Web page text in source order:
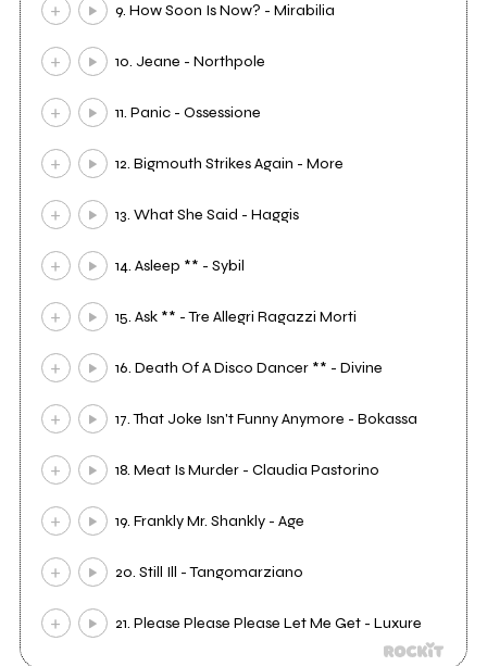
9. How Soon Is Now? - Mirabilia
10. Jeane - Northpole
11. Panic - Ossessione
12. Bigmouth Strikes Again - More
13. What She Said - Haggis
14. Asleep ** - Sybil
15. Ask ** - Tre Allegri Ragazzi Morti
16. Death Of A Disco Dancer ** - Divine
17. That Joke Isn't Funny Anymore - Bokassa
18. Meat Is Murder - Claudia Pastorino
19. Frankly Mr. Shankly - Age
20. Still Ill - Tangomarziano
21. Please Please Please Let Me Get - Luxure